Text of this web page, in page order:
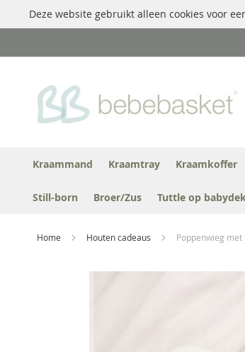
Deze website gebruikt alleen cookies voor
naar
inhoud
Kraammand Kraamtray Kraamkoffer
Still-born Broer/Zus Tuttle op
Home Houten cadeaus Poppenwieg